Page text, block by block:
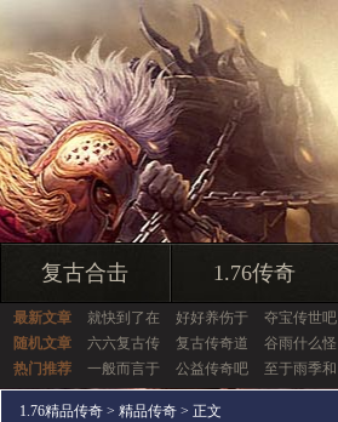
复古合击 1.76传奇
最新文章 就快到了在 好好养伤于 夺宝传世吧
随机文章
六六复古传 复古传奇道 谷雨什么怪
热门推荐
一般而言于 公益传奇吧 至于雨季和
1.76精品传奇 > 精品传奇 > 正文